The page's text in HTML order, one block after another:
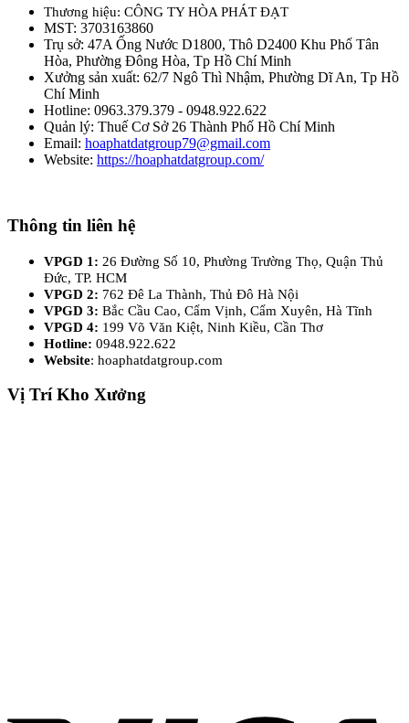
Thương hiệu: CÔNG TY HÒA PHÁT ĐẠT
MST: 3703163860
Trụ sở: 47A Ống Nước D1800, Thô D2400 Khu Phố Tân
Hòa, Phường Đông Hòa, Tp Hồ Chí Minh
Xưởng sản xuất: 62/7 Ngô Thì Nhậm, Phường Dĩ An, Tp Hồ
Chí Minh
Hotline: 0963.379.379 - 0948.922.622
Quản lý: Thuế Cơ Sở 26 Thành Phố Hồ Chí Minh
Email: hoaphatdatgroup79@gmail.com
Website: https://hoaphatdatgroup.com/
Thông tin liên hệ
VPGD 1: 26 Đường Số 10, Phường Trường Thọ, Quận Thủ
Đức, TP. HCM
VPGD 2: 762 Đê La Thành, Thủ Đô Hà Nội
VPGD 3: Bắc Cầu Cao, Cẩm Vịnh, Cẩm Xuyên, Hà Tĩnh
VPGD 4: 199 Võ Văn Kiệt, Ninh Kiều, Cần Thơ
Hotline: 0948.922.622
Website: hoaphatdatgroup.com
Vị Trí Kho Xưởng